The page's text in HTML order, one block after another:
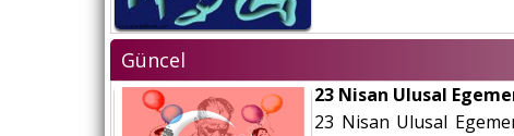
Güncel
23 Nisan Ulusal
23 Nisan Ulusal